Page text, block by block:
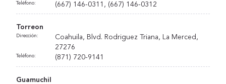
Teléfono: (667) 146-0311, (667) 146-0312
Torreon
Dirección:
Coahuila, Blvd. Rodriguez Triana, La Merced,
27276
Teléfono: (871) 720-9141
Guamuchil